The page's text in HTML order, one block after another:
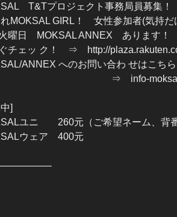
T&Tプロジェクト事務局員募集！
GIRL！ 女性参加者(気持だ
日 MOKSAL ANNEX あります！
ェッ ク！ ⇒ http://
ANNEX へのお問い合わ せはこち
moksal@c-
中]
ユニ 260元（ご希望ネーム、背番
ウェア 400元